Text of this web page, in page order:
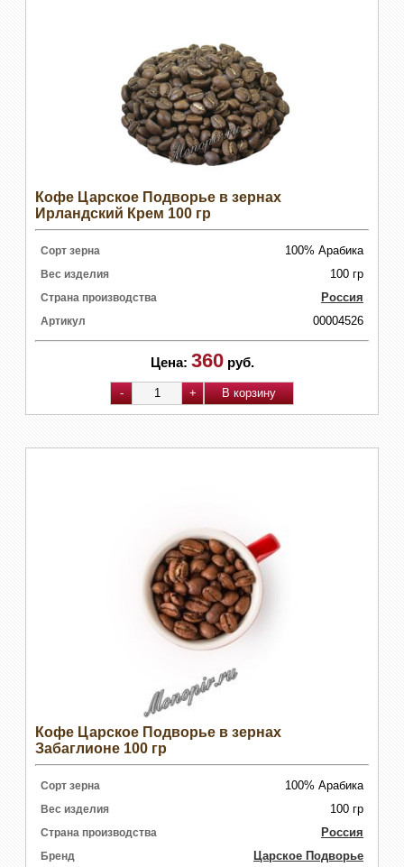
Кофе Царское Подворье в зернах
Ирландский Крем 100 гр
Сорт зерна 100% Арабика
Вес изделия 100 гр
Страна производства Россия
Артикул 00004526
Цена: 360 руб.
Кофе Царское Подворье в зернах
Забаглионе 100 гр
Сорт зерна 100% Арабика
Вес изделия 100 гр
Страна производства Россия
Бренд Царское Подворье